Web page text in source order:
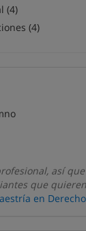
(4)
(4)
así
que
en